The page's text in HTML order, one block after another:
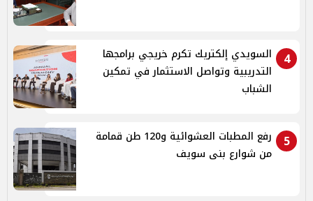
4
السويدي إلكتريك تكرم خريجي برامجها
التدريبية وتواصل الاستثمار في تمكين
الشباب
5
رفع المطبات العشوائية و120 طن قمامة
من شوارع بنى سويف